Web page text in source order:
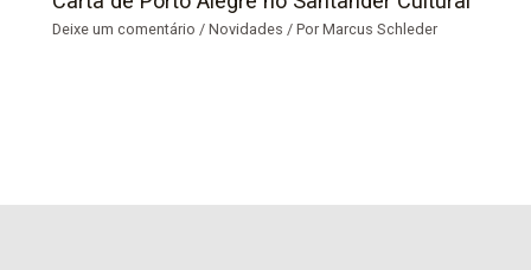
Deixe um comentário /Novidades / PorMarcus Schleder